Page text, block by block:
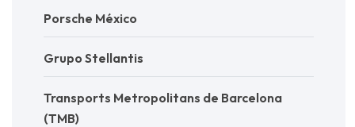
Porsche México
Grupo Stellantis
Transports Metropolitans de Barcelona
(TMB)